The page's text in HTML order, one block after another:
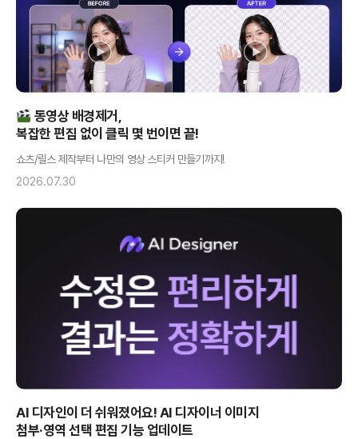
동영상 배경제거,
복잡한 편집 없이 클릭 몇 번이면 끝!
쇼츠/릴스 제작부터 나만의 영상 스티커 만들기까지!
2026.07.30
AI 디자인이 더 쉬워졌어요! AI 디자이너 이미지
첨부·영역 선택 편집 기능 업데이트